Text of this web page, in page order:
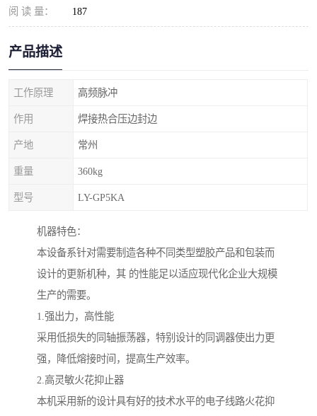
阅 读 量： 187
产品描述
工作原理 高频脉冲
作用 焊接热合压边封边
产地 常州
重量 360kg
型号 LY-GP5KA
机器特色：
本设备系针对需要制造各种不同类型塑胶产品和包装而
设计的更新机种，其 的性能足以适应现代化企业大规模
生产的需要。
1.强出力，高性能
采用低损失的同轴振荡器，特别设计的同调器使出力更
强，降低熔接时间，提高生产效率。
2.高灵敏火花抑止器
本机采用新的设计具有好的技术水平的电子线路火花抑